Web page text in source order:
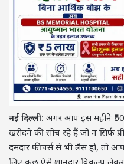
नई दिल्ली: अगर आप इस महीने
खरीदने की सोच रहे हैं जो न सिर्फ
दमदार फीचर्स से भी लैस हो, तो